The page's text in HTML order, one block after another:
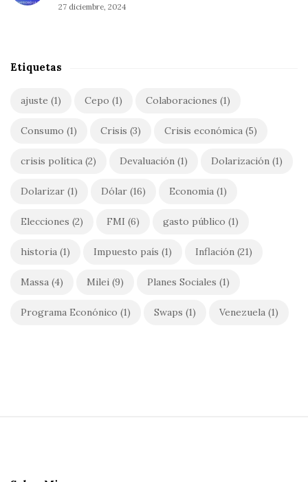
27 diciembre, 2024
Etiquetas
ajuste (1) Cepo (1) Colaboraciones (1)
Consumo (1) Crisis (3) Crisis económica (5)
crisis política (2) Devaluación (1) Dolarización (1)
Dolarizar (1) Dólar (16) Economia (1)
Elecciones (2) FMI (6) gasto público (1)
historia (1) Impuesto país (1) Inflación (21)
Massa (4) Milei (9) Planes Sociales (1)
Programa Econónico (1) Swaps (1) Venezuela (1)